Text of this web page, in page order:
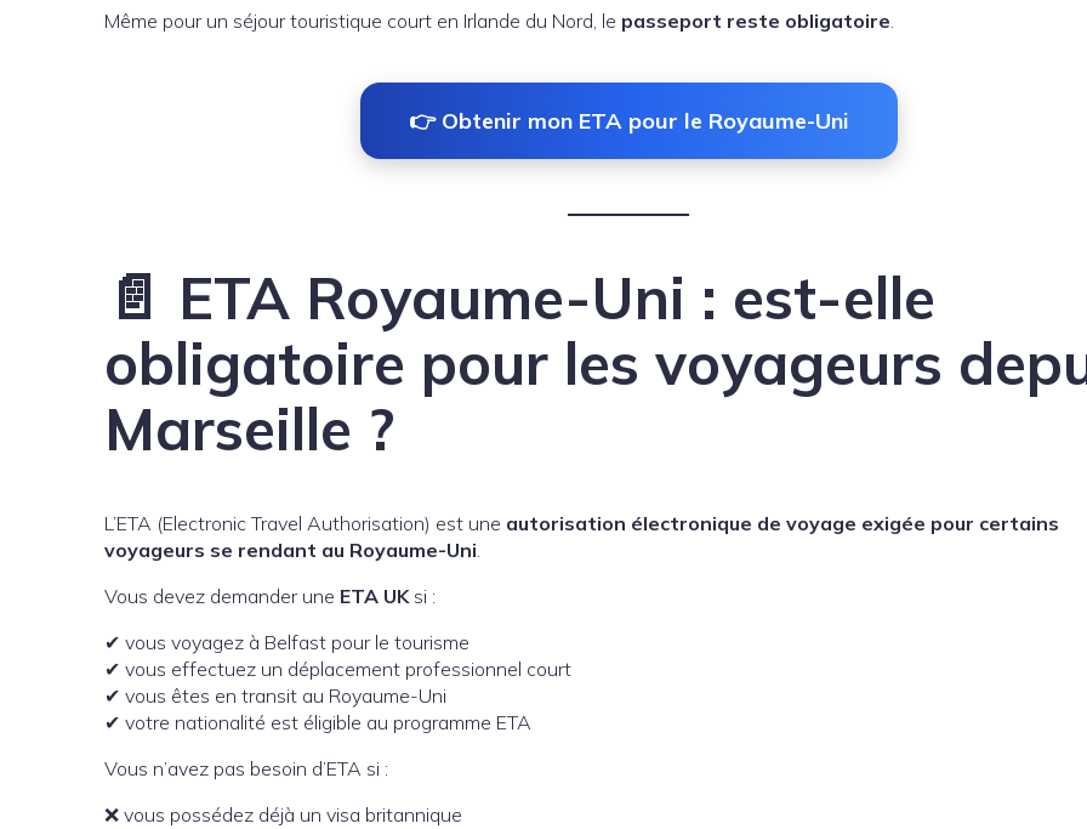
Même pour un séjour touristique court en Irlande du Nord, le passeport reste obligatoire.
👉 Obtenir mon ETA pour le Royaume-Uni
📄 ETA Royaume-Uni : est-elle
obligatoire pour les voyageurs
Marseille ?
L’ETA (Electronic Travel Authorisation) est une autorisation électronique de voyage exigée pour certains
voyageurs se rendant au Royaume-Uni
Vous devez demander une ETA UK si :
✔ vous voyagez à Belfast pour le tourisme
✔ vous effectuez un déplacement professionnel court
✔ vous êtes en transit au Royaume-Uni
✔ votre nationalité est éligible au programme ETA
Vous n’avez pas besoin d’ETA si :
❌ vous possédez déjà un visa britannique